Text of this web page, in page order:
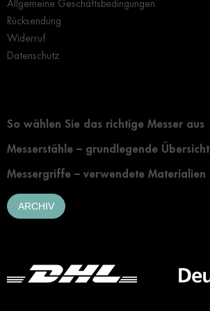
Allgemeine Geschäftsbedingungen
Rücksendung
Widerruf
Datenschutz
So wählen Sie das richtige Messer aus
Messerstähle – grundlegende Übersicht
Messergriffe – verwendete Materialien
ARCHIV